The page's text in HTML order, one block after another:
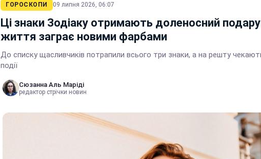
ГОРОСКОПИ 09 липня 2026, 06:07
Ці знаки Зодіаку отримають доленосний
життя заграє новими фарбами
До списку щасливчиків потрапили всього три знаки, а на решту чекають
події
Сюзанна Аль Маріді
редактор стрічки новин